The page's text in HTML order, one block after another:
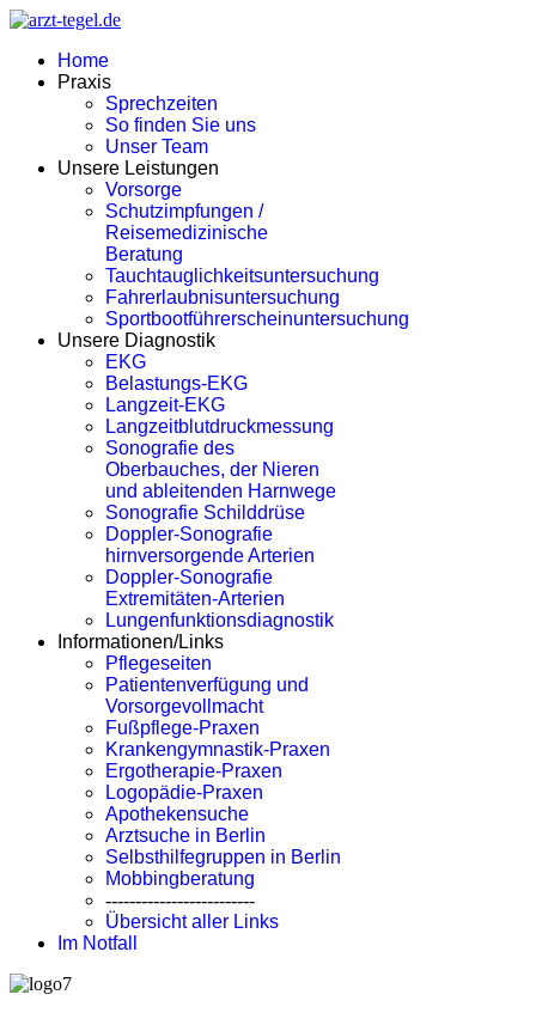
Home
Praxis
Sprechzeiten
So finden Sie uns
Unser Team
Unsere Leistungen
Vorsorge
Schutzimpfungen /
Reisemedizinische
Beratung
Tauchtauglichkeitsuntersuchung
Fahrerlaubnisuntersuchung
Sportbootführerscheinuntersuchung
Unsere Diagnostik
EKG
Belastungs-EKG
Langzeit-EKG
Langzeitblutdruckmessung
Sonografie des
Oberbauches, der Nieren
und ableitenden Harnwege
Sonografie Schilddrüse
Doppler-Sonografie
hirnversorgende Arterien
Doppler-Sonografie
Extremitäten-Arterien
Lungenfunktionsdiagnostik
Informationen/Links
Pflegeseiten
Patientenverfügung und
Vorsorgevollmacht
Fußpflege-Praxen
Krankengymnastik-Praxen
Ergotherapie-Praxen
Logopädie-Praxen
Apothekensuche
Arztsuche in Berlin
Selbsthilfegruppen in Berlin
Mobbingberatung
-------------------------
Übersicht aller Links
Im Notfall